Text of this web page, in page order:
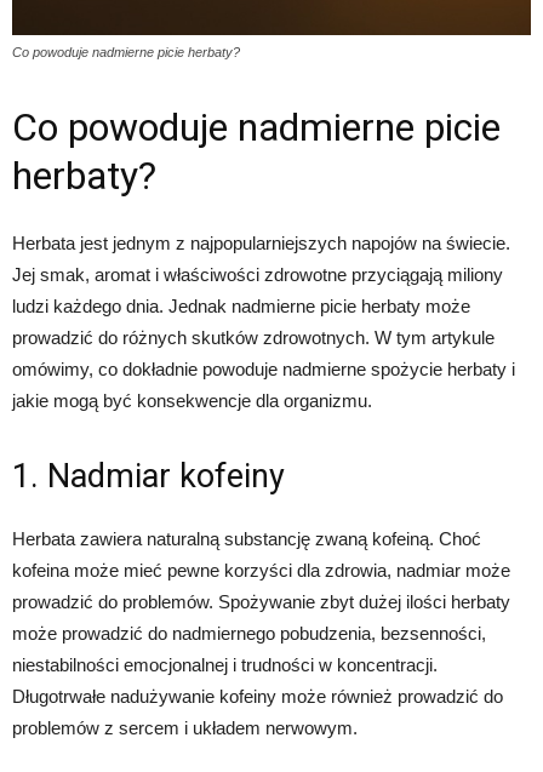
Co powoduje nadmierne picie herbaty?
Co powoduje nadmierne picie
herbaty?
Herbata jest jednym z najpopularniejszych napojów na świecie.
Jej smak, aromat i właściwości zdrowotne przyciągają miliony
ludzi każdego dnia. Jednak nadmierne picie herbaty może
prowadzić do różnych skutków zdrowotnych. W tym artykule
omówimy, co dokładnie powoduje nadmierne spożycie herbaty i
jakie mogą być konsekwencje dla organizmu.
1. Nadmiar kofeiny
Herbata zawiera naturalną substancję zwaną kofeiną. Choć
kofeina może mieć pewne korzyści dla zdrowia, nadmiar może
prowadzić do problemów. Spożywanie zbyt dużej ilości herbaty
może prowadzić do nadmiernego pobudzenia, bezsenności,
niestabilności emocjonalnej i trudności w koncentracji.
Długotrwałe nadużywanie kofeiny może również prowadzić do
problemów z sercem i układem nerwowym.